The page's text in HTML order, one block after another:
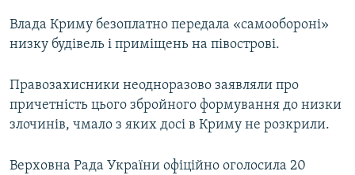
Влада Криму безоплатно передала «самообороні»
низку будівель і приміщень на півострові.
Правозахисники неодноразово заявляли про
причетність цього збройного формування до низки
злочинів, чмало з яких досі в Криму не розкрили.
Верховна Рада України офіційно оголосила 20